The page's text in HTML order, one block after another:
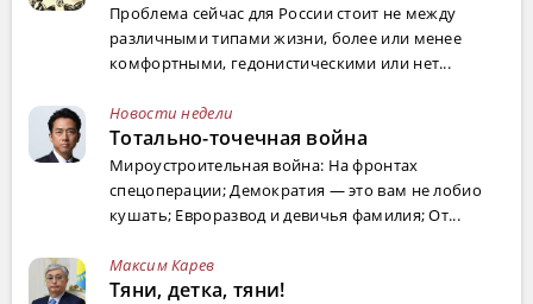
Проблема сейчас для России стоит не между
различными типами жизни, более или менее
комфортными, гедонистическими или нет...
Новости недели
Тотально-точечная война
Мироустроительная война: На фронтах
спецоперации; Демократия — это вам не лобио
кушать; Евроразвод и девичья фамилия; От...
Максим Карев
Тяни, детка, тяни!